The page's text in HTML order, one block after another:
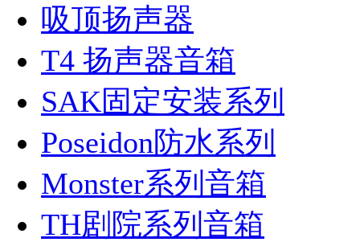
吸顶扬声器
T4 扬声器音箱
SAK固定安装系列
Poseidon防水系列
Monster系列音箱
TH剧院系列音箱